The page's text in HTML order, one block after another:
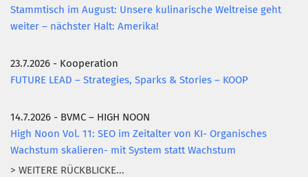
Stammtisch im August: Unsere kulinarische Weltreise geht
weiter – nächster Halt: Amerika!
23.7.2026 - Kooperation
FUTURE LEAD – Strategies, Sparks & Stories – KOOP
14.7.2026 - BVMC – HIGH NOON
High Noon Vol. 11: SEO im Zeitalter von KI- Organisches
Wachstum skalieren- mit System statt Wachstum
> WEITERE RÜCKBLICKE...